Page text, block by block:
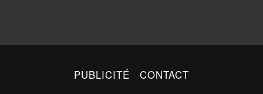
PUBLICITÉ CONTACT